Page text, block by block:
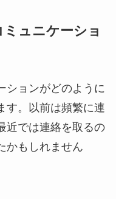
ュニケーショ
ションがどのように
す。以前は頻繁に連
近では連絡を取るの
かもしれません